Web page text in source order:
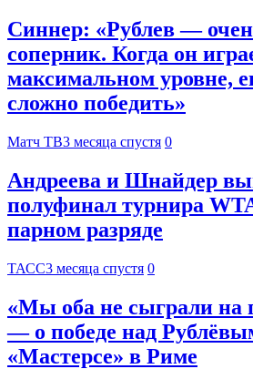
Синнер: «Рублев —
соперник. Когда он
максимальном уровне,
сложно победить»
Матч ТВ3 месяца спустя 0
Андреева и Шнайдер
полуфинал турнира
парном разряде
ТАСС3 месяца спустя 0
«Мы оба не сыграли на
— о победе над
«Мастерсе» в Риме